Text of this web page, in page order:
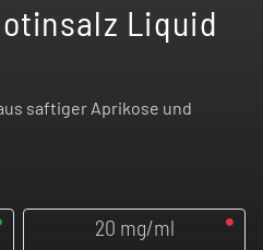
Liquid
saftiger Aprikose und
20 mg/ml